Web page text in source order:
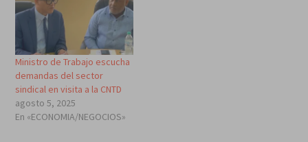
Ministro de Trabajo escucha
demandas del sector
sindical en visita a la CNTD
agosto 5, 2025
En «ECONOMIA/NEGOCIOS»